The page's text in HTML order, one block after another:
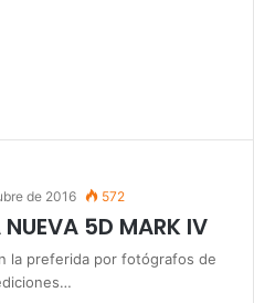
de 2016 572
NUEVA 5D MARK IV
la preferida por fotógrafos de